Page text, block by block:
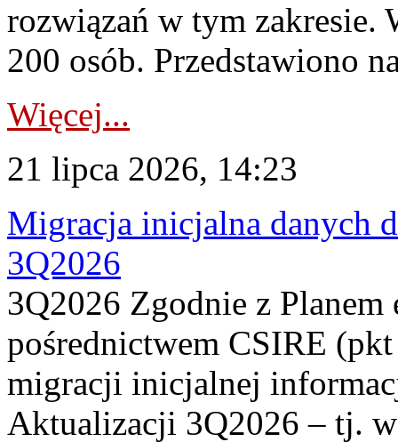
rozwiązań w tym zakresie.
200 osób. Przedstawiono
Więcej...
21 lipca 2026, 14:23
Migracja inicjalna danych
3Q2026
3Q2026 Zgodnie z
pośrednictwem CSIRE
migracji inicjalnej
Aktualizacji 3Q2026 – tj.